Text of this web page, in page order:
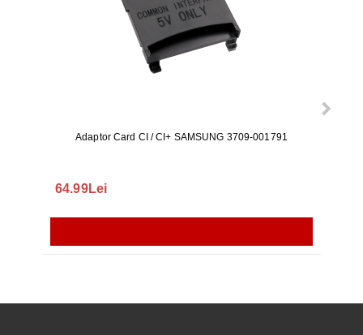
Adaptor Card CI / CI+ SAMSUNG 3709-001791
64.99Lei